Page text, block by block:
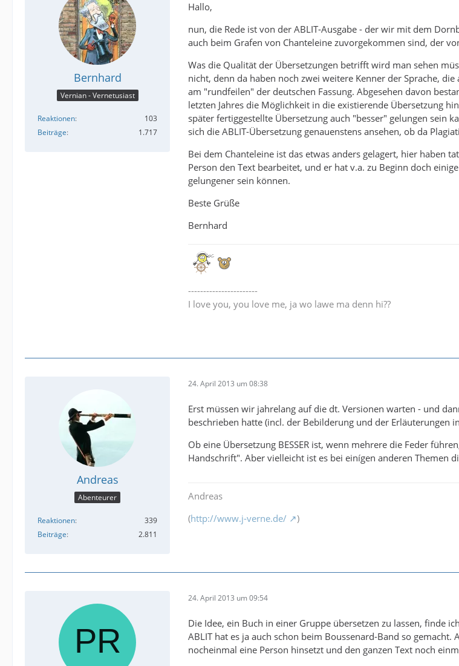
Bernhard
Vernian - Vernetusiast
Reaktionen
103
Beiträge
1.717
Hallo,
nun, die Rede ist von der ABLIT-Ausgabe - der wir mit dem
auch beim Grafen von Chanteleine zuvorgekommen sind, der
Was die Qualität der Übersetzungen betrifft wird man sehen
nicht, denn da haben noch zwei weitere Kenner der Sprache,
am "rundfeilen" der deutschen Fassung. Abgesehen davon
letzten Jahres die Möglichkeit in die existierende Übersetzung
später fertiggestellte Übersetzung auch "besser" gelungen sein
sich die ABLIT-Übersetzung genauenstens ansehen, ob da
Bei dem Chanteleine ist das etwas anders gelagert, hier haben
Person den Text bearbeitet, und er hat v.a. zu Beginn doch
gelungener sein können.
Beste Grüße
Bernhard
-----------------------
I love you, you love me, ja wo lawe ma denn hi??
Andreas
Abenteurer
Reaktionen
339
Beiträge
2.811
24. April 2013 um 08:38
Erst müssen wir jahrelang auf die dt. Versionen warten - und
beschrieben hatte (incl. der Bebilderung und der Erläuterungen
Ob eine Übersetzung BESSER ist, wenn mehrere die Feder
Handschrift". Aber vielleicht ist es bei einígen anderen Themen
Andreas
(http://www.j-verne.de/ )
24. April 2013 um 09:54
Die Idee, ein Buch in einer Gruppe übersetzen zu lassen, finde
ABLIT hat es ja auch schon beim Boussenard-Band so
nocheinmal eine Person hinsetzt und den ganzen Text noch